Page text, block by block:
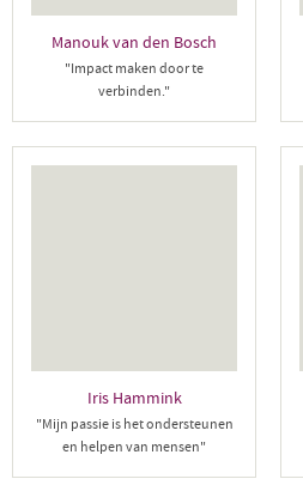
Manouk van den Bosch
"Impact maken door te
verbinden."
Iris Hammink
"Mijn passie is het ondersteunen
en helpen van mensen"